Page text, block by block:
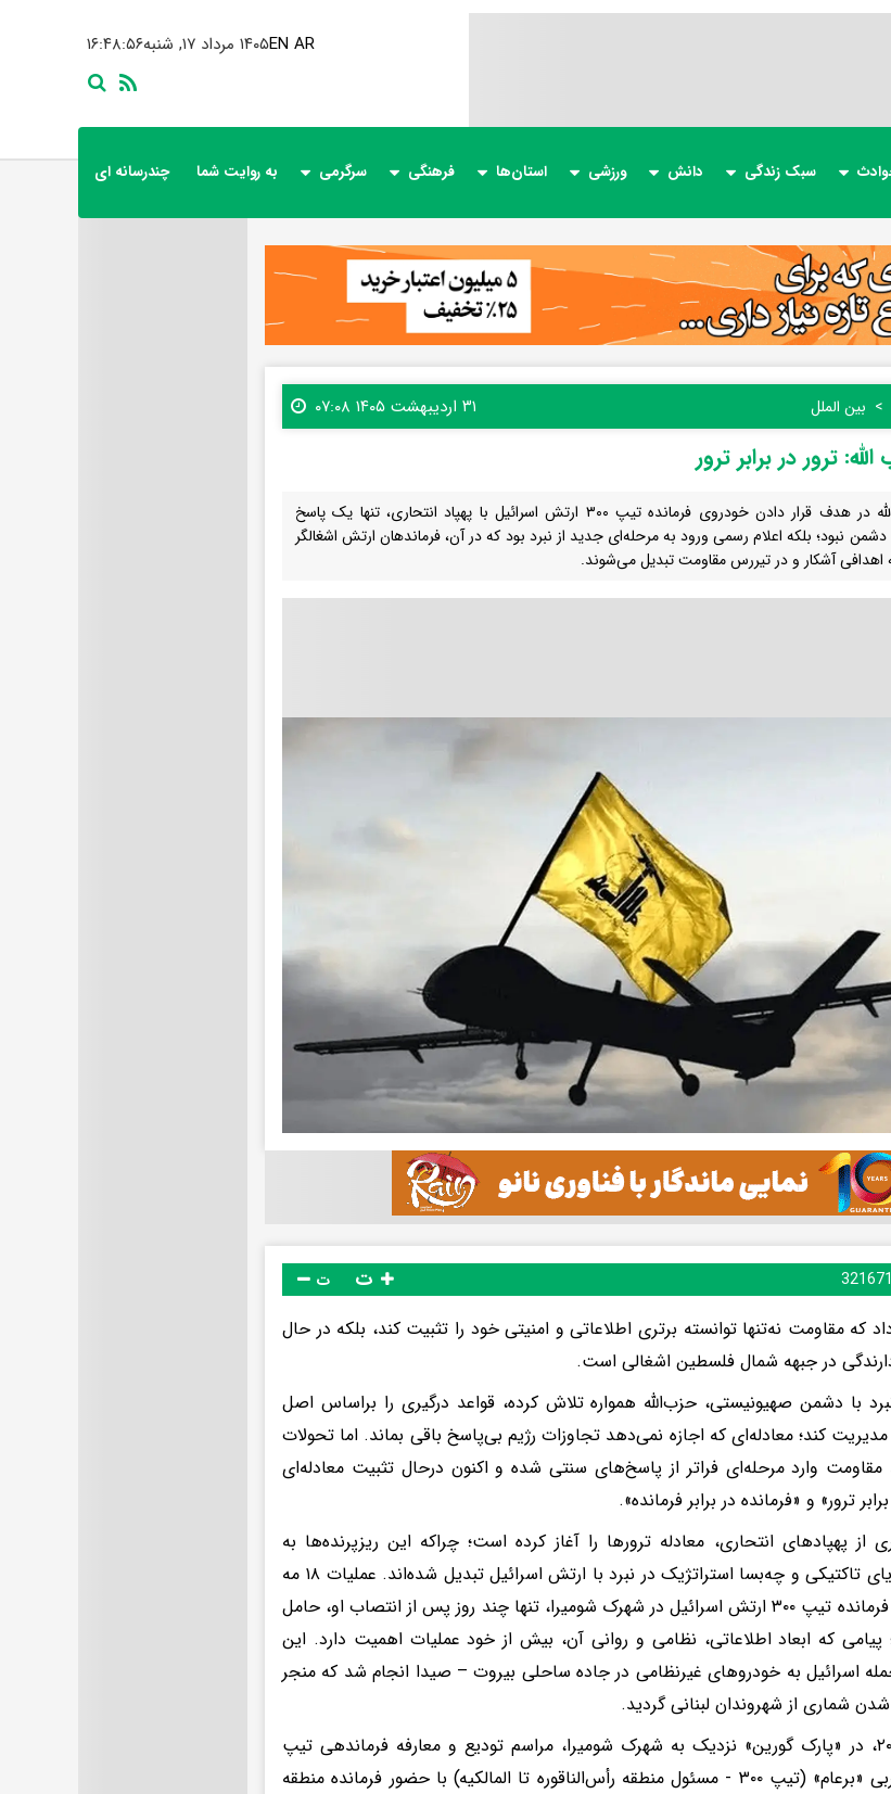
۱۶:۴۸:۵۷ ۱۴۰۵ مرداد ۱۷, شنبهEN AR
سبک زندگی دانش ورزشی استان‌ها فرهنگی سرگرمی به روایت شما چندرسانه ای
بین الملل ۳۱ اردیبهشت ۱۴۰۵ ۰۷:۰۸
ترور در برابر ترور
عملیات اخیر حزب‌الله در هدف قرار دادن خودروی فرمانده تیپ ۳۰۰ ارتش اسرائیل با پهپاد انتحاری، تنها یک پاسخ
نبود؛ بلکه اعلام رسمی ورود به مرحله‌ای جدید از نبرد بود که در آن، فرماندهان ارتش اشغالگر
اهدافی آشکار و در تیررس مقاومت تبدیل می‌شوند.
ت
که مقاومت نه‌تنها توانسته برتری اطلاعاتی و امنیتی خود را تثبیت کند، بلکه در حال
در جبهه شمال فلسطین اشغالی است.
با دشمن صهیونیستی، حزب‌الله همواره تلاش کرده، قواعد درگیری را براساس اصل
مدیریت کند؛ معادله‌ای که اجازه نمی‌دهد تجاوزات رژیم بی‌پاسخ باقی بماند. اما تحولات
وارد مرحله‌ای فراتر از پاسخ‌های سنتی شده و اکنون درحال تثبیت معادله‌ای
ترور» و «فرمانده در برابر فرمانده».
از پهپادهای انتحاری، معادله ترورها را آغاز کرده است؛ چراکه این ریزپرنده‌ها به
سلاحی کیفی با مزایای تاکتیکی و چه‌بسا استراتژیک در نبرد با ارتش اسرائیل تبدیل شده‌اند. عملیات ۱۸ مه
۲۰۲۶ علیه خودروی فرمانده تیپ ۳۰۰ ارتش اسرائیل در شهرک شومیرا، تنها چند روز پس از انتصاب او، حامل
پیامی که ابعاد اطلاعاتی، نظامی و روانی آن، بیش از خود عملیات اهمیت دارد. این
اسرائیل به خودروهای غیرنظامی در جاده ساحلی بیروت – صیدا انجام شد که منجر
شماری از شهروندان لبنانی گردید.
در تاریخ ۲۰۲۶/۰۵/۱۲، در «پارک گورین» نزدیک به شهرک شومیرا، مراسم تودیع و معارفه فرماندهی تیپ
منطقه‌ای الجلیل غربی «برعام» (تیپ ۳۰۰ - مسئول منطقه رأس‌الناقوره تا المالکیه) با حضور فرمانده منطقه